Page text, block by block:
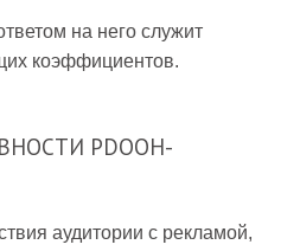
на него служит
коэффициентов.
PDOOH-
аудитории с рекламой,